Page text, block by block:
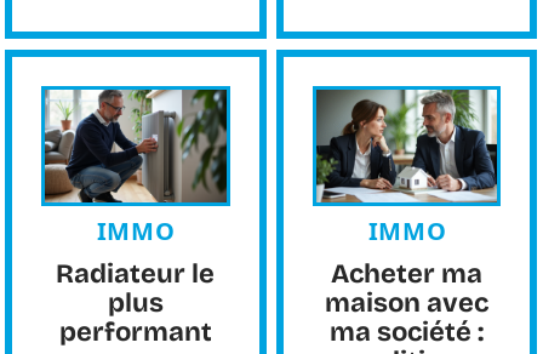
IMMO
Radiateur le
plus
performant
IMMO
Acheter ma
maison avec
ma société :